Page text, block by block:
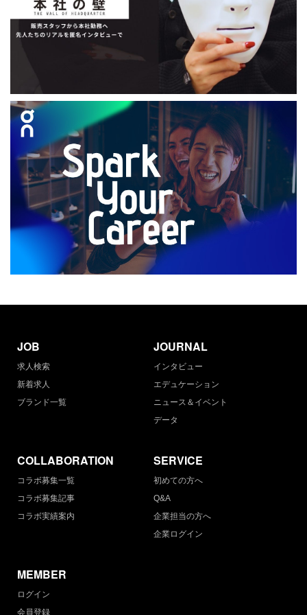
JOB
求人検索
新着求人
ブランド一覧
JOURNAL
インタビュー
エデュケーション
ニュース＆イベント
データ
COLLABORATION
コラボ募集一覧
コラボ募集記事
コラボ実績案内
SERVICE
初めての方へ
Q&A
企業担当の方へ
企業ログイン
MEMBER
ログイン
会員登録